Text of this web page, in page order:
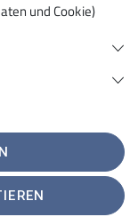
und Cookie)